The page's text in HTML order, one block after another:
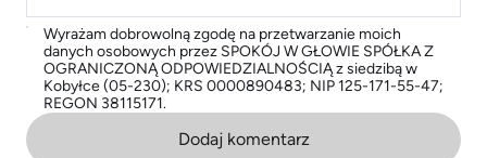
Wyrażam dobrowolną zgodę na przetwarzanie moich
danych osobowych przez SPOKÓJ W GŁOWIE SPÓŁKA Z
OGRANICZONĄ ODPOWIEDZIALNOŚCIĄ z siedzibą w
Kobyłce (05-230); KRS 0000890483; NIP 125-171-55-47;
REGON 38115171.
Dodaj komentarz